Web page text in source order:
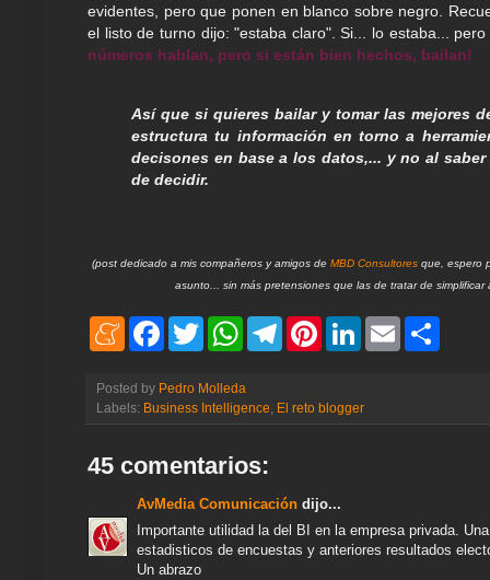
evidentes, pero que ponen en blanco sobre negro.
el listo de turno dijo: "estaba claro". Si... lo estaba...
números hablan, pero si están bien hechos, bailan!
Así que si quieres bailar y tomar las mejores
estructura tu información en torno a
decisones en base a los datos,... y no al
de decidir.
(post dedicado a mis compañeros y amigos de MBD Consultores que, espero
asunto... sin más pretensiones que las de tratar de
M
a
m
e
F
b
o
o
T
w
t
e
r
W
s
A
p
T
r
a
P
r
e
L
d
I
E
m
Posted by Pedro Molleda
Labels: Business Intelligence El reto blogger
45 comentarios:
AvMedia Comunicación dijo...
Importante utilidad la del BI en la empresa privada.
estadisticos de encuestas y anteriores resultados
Un abrazo